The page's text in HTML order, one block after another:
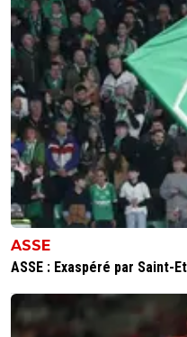
ASSE
ASSE : Exaspéré par Saint-